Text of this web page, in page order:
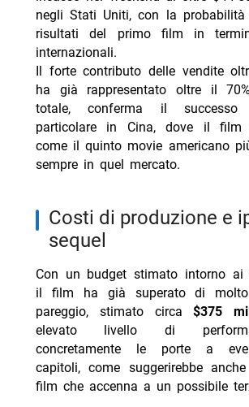
negli Stati Uniti, con la
risultati del primo film in
internazionali.
Il forte contributo delle vendite
ha già rappresentato oltre il 70%
totale, conferma il
particolare in Cina, dove il film
come il quinto movie americano
sempre in quel mercato.
costi di produzione e ipotesi di
sequel
Con un budget stimato intorno
il film ha già superato di
pareggio, stimato circa$375
elevato livello di
concretamente le porte a
capitoli, come suggerirebbe anche
film che accenna a un possibile